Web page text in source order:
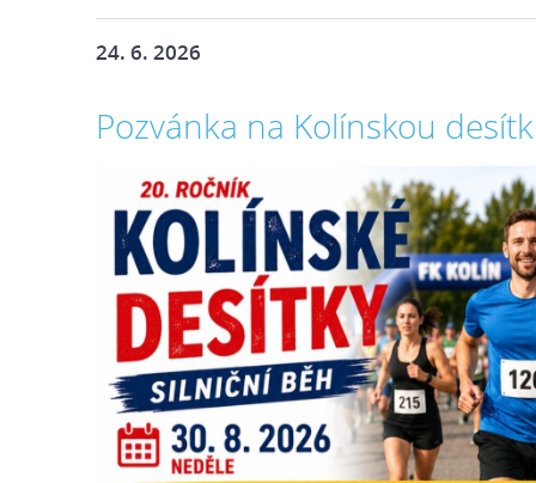
24. 6. 2026
Pozvánka na Kolínskou